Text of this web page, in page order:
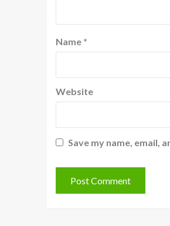
Name *
Website
Save my name, email,